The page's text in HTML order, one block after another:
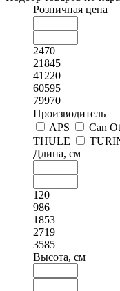
Розничная цена
2470
21845
41220
60595
79970
Производитель
APS
Can
THULE
Длина, см
120
986
1853
2719
3585
Высота, см